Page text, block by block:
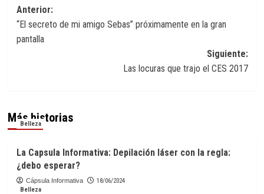
Navegación
de
entradas
Anterior:
“El secreto de mi amigo Sebas” próximamente en la gran
pantalla
Siguiente:
Las locuras que trajo el CES 2017
Más historias
Belleza
La Capsula Informativa: Depilación láser con la regla:
¿debo esperar?
Cápsula Informativa
18/06/2024
Belleza